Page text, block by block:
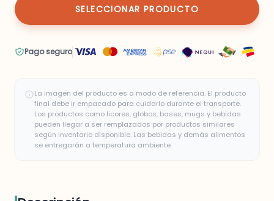
SELECCIONAR PRODUCTO
Pago seguro
La imagen del producto es a modo de referencia. El producto
final debe ir empacado para cuidarlo durante el transporte.
Los productos como licores, globos, bases, mugs y bebidas
pueden llegar a ser remplazados por productos similares
según inventario disponible. Las bebidas y demás alimentos
se entregarán a temperatura ambiente.